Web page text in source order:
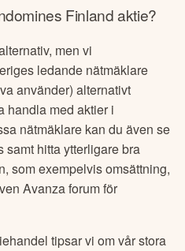
Finlandaktie?
men vi
ledande nätmäklare
använder) alternativt
handla med aktier i
nätmäklare kan du även se
samt hitta ytterligare bra
som exempelvis omsättning,
Avanza forum för
tipsar vi om vår stora